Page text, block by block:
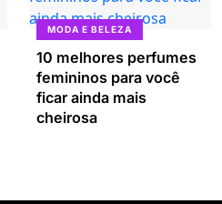
MODA E BELEZA
10 melhores perfumes
femininos para você
ficar ainda mais
cheirosa